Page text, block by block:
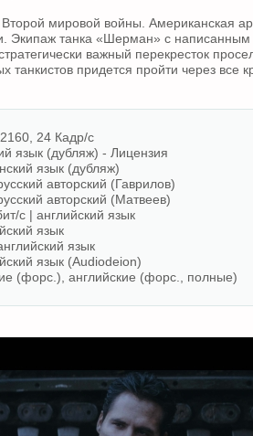
мировой войны. Американская
Экипаж танка «Шерман» с написанным
важный перекресток
танкистов придется пройти через все
24 Кадр/с
язык (дубляж) - Лицензия
язык (дубляж)
авторский (Гаврилов)
авторский (Матвеев)
с | английский язык
язык
язык
язык (Audiodeion)
(форс.), английские (форс., полные)